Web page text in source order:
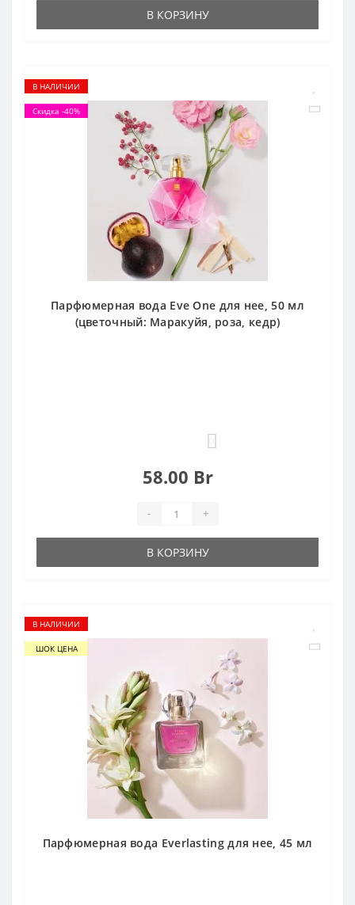
В КОРЗИНУ
В НАЛИЧИИ
Скидка -40%
Парфюмерная вода Eve One для нее, 50 мл
(цветочный: Маракуйя, роза, кедр)
58.00 Br
- +
В КОРЗИНУ
В НАЛИЧИИ
ШОК ЦЕНА
Парфюмерная вода Everlasting для нее, 45 мл